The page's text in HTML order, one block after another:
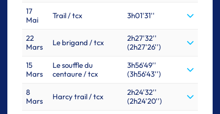
17
Mai
Trail / tcx 3h01'31''
22
Mars
Le brigand / tcx
2h27'32''
(2h27'26'')
15
Mars
Le souffle du
centaure / tcx
3h56'49''
(3h56'43'')
8
Mars
Harcy trail / tcx
2h24'32''
(2h24'20'')